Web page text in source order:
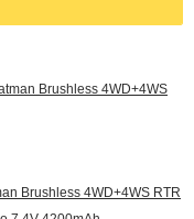
Brushless 4WD+4WS RTR